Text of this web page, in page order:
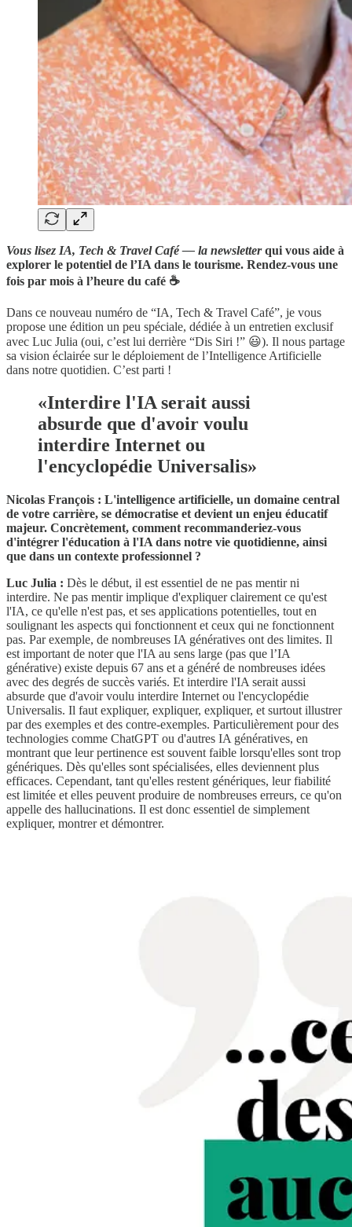
Vous lisez IA, Tech & Travel Café — la newsletterqui vous aide à
explorer le potentiel de l’IA dans le tourisme. Rendez-vous une
fois par mois à l’heure du café ☕️
Dans ce nouveau numéro de “IA, Tech & Travel Café”, je vous
propose une édition un peu spéciale, dédiée à un entretien exclusif
avec Luc Julia (oui, c’est lui derrière “Dis Siri !” 😃). Il nous partage
sa vision éclairée sur le déploiement de l’Intelligence Artificielle
dans notre quotidien. C’est parti !
«Interdire l'IA serait aussi
absurde que d'avoir voulu
interdire Internet ou
l'encyclopédie Universalis»
Nicolas François : L'intelligence artificielle, un domaine central
de votre carrière, se démocratise et devient un enjeu éducatif
majeur. Concrètement, comment recommanderiez-vous
d'intégrer l'éducation à l'IA dans notre vie quotidienne, ainsi
que dans un contexte professionnel ?
Luc Julia : Dès le début, il est essentiel de ne pas mentir ni
interdire. Ne pas mentir implique d'expliquer clairement ce qu'est
l'IA, ce qu'elle n'est pas, et ses applications potentielles, tout en
soulignant les aspects qui fonctionnent et ceux qui ne fonctionnent
pas. Par exemple, de nombreuses IA génératives ont des limites. Il
est important de noter que l'IA au sens large (pas que l’IA
générative) existe depuis 67 ans et a généré de nombreuses idées
avec des degrés de succès variés. Et interdire l'IA serait aussi
absurde que d'avoir voulu interdire Internet ou l'encyclopédie
Universalis. Il faut expliquer, expliquer, expliquer, et surtout illustrer
par des exemples et des contre-exemples. Particulièrement pour des
technologies comme ChatGPT ou d'autres IA génératives, en
montrant que leur pertinence est souvent faible lorsqu'elles sont trop
génériques. Dès qu'elles sont spécialisées, elles deviennent plus
efficaces. Cependant, tant qu'elles restent génériques, leur fiabilité
est limitée et elles peuvent produire de nombreuses erreurs, ce qu'on
appelle des hallucinations. Il est donc essentiel de simplement
expliquer, montrer et démontrer.